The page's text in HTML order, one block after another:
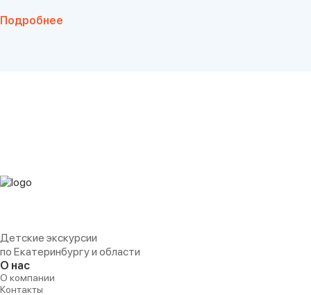
Подробнее
Детские экскурсии
по Екатеринбургу и области
О нас
О компании
Контакты